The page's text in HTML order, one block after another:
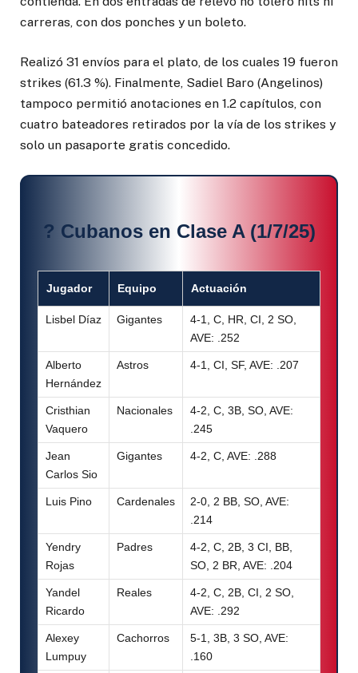
carreras, con dos ponches y un boleto.
Realizó 31 envíos para el plato, de los cuales 19 fueron
strikes (61.3 %). Finalmente, Sadiel Baro (Angelinos)
tampoco permitió anotaciones en 1.2 capítulos, con
cuatro bateadores retirados por la vía de los strikes y
solo un pasaporte gratis concedido.
? Cubanos en Clase A (1/7/25)
Jugador Equipo Actuación
Lisbel Díaz Gigantes
4-1, C, HR, CI, 2 SO,
AVE: .252
Alberto
Hernández
Astros 4-1, CI, SF, AVE: .207
Cristhian
Vaquero
Nacionales
4-2, C, 3B, SO, AVE:
.245
Jean
Carlos Sio
Gigantes 4-2, C, AVE: .288
Luis Pino Cardenales
2-0, 2 BB, SO, AVE:
.214
Yendry
Rojas
Padres
4-2, C, 2B, 3 CI, BB,
SO, 2 BR, AVE: .204
Yandel
Ricardo
Reales
4-2, C, 2B, CI, 2 SO,
AVE: .292
Alexey
Lumpuy
Cachorros
5-1, 3B, 3 SO, AVE:
.160